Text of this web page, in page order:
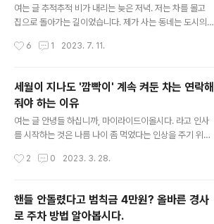
히 분리하여 'A는 30%, B는 20%'라고 절대적인 수치로
표명하는 것은 과학적으로 불가능에 가깝습니다. 그 비율
매 순간 변하기 때문입니다.따라서 오늘 업로드 되는 이 비
여는 글 추적추적 비가 내리는 늦은 저녁. 저는 차를 몰고
집으로 돌아가는 길이었습니다. 제가 사는 동네는 도시의
이기에 가로등도 잘 없고 길도 좁기에 통행량도 거의 없습
고 있더군요. 사람이 내려 있길래 그냥 이제 가려나보다 하
는 생각과 함께 '설마?'하는 생각이 동시에 들더군요. 늘 조
심해야 하는 초행길 골목 집으로 들어가는 골목은 좌측으
로 90도 회전해야 합니다. 그런데 코너 안쪽에 보면 아래
와 같이 상당한 단차가 있죠. 이곳에 바닥면 높이가 낮은 세
들이 올 때면 이곳까지 들어오지 못하게 하거나 들어와야
6 1 2023. 7. 11.
세월이 지나도 '깜빡이' 계속 켜둔 차는 연락해
줘야 하는 이유
여는 글 안녕들 하십니까, 마이라이드이올시다. 라고 인사
를 시작하는 것은 나름 나이 좀 먹었다는 인상을 주기 위함
들도 계시겠지만 파릇파릇한 운전 신입분들도 계시겠죠.
고 있는 나날들입니다. 언제 이렇게 나이 먹었나 싶기도 하
고 그런데 '요즘' 운전자분들은 잘 모르는 '예전의 문화'가
하나 있습니다. 바로 실내등 켜진 차량 전화해주기 입니다.
2 0 2023. 3. 28.
핸들 안돌렸다고 범칙금 4만원? 올바른 경사
로 주차 방법 알아봅시다.